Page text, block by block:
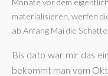
Monate vor dem
materialisieren, werfen
ab Anfang Mai die
Bis dato war mir das
bekommt man vom